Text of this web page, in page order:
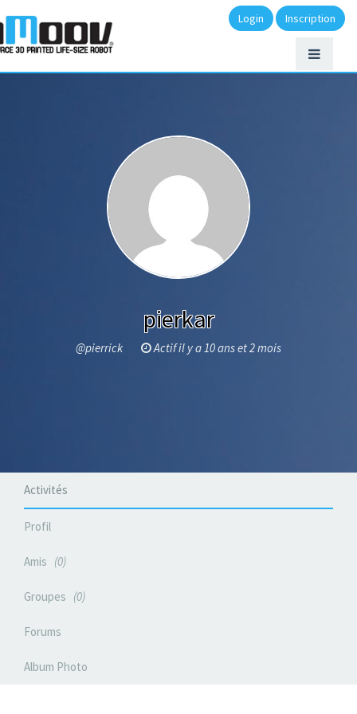
Login Inscription
pierkar
@pierrick Actif il y a 10 ans et 2 mois
Activités
Profil
Amis 0
Groupes 0
Forums
Album Photo